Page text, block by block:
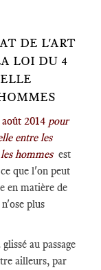
DE L'ART
LOI DU 4
2014 pour
entre les
hommes est
que l'on peut
en matière de
plus
au passage
ailleurs, par